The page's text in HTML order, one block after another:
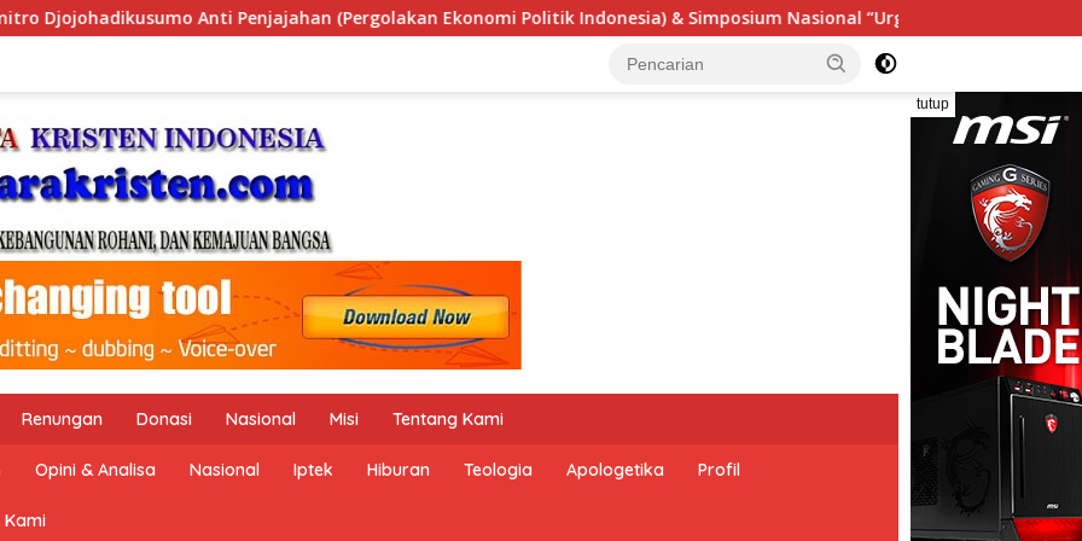
Ekonomi Politik Indonesia) & Simposium Nasional “Urgensi Undang-Undang Perekonomian Nasional dan
tutup
Renungan Donasi Nasional Misi Tentang Kami
Opini & Analisa Nasional Iptek Hiburan Teologia Apologetika Profil
Kami